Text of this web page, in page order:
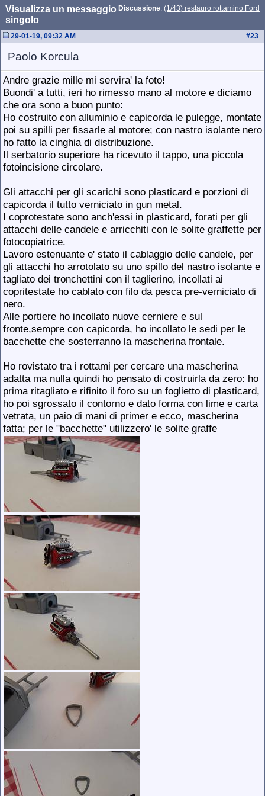
Discussione: (1/43) restauro rottamino Ford
Visualizza un messaggio
singolo
#23
29-01-19, 09:32 AM
Paolo Korcula
Andre grazie mille mi servira' la foto!
Buondi' a tutti, ieri ho rimesso mano al motore e diciamo
che ora sono a buon punto:
Ho costruito con alluminio e capicorda le pulegge, montate
poi su spilli per fissarle al motore; con nastro isolante nero
ho fatto la cinghia di distribuzione.
Il serbatorio superiore ha ricevuto il tappo, una piccola
fotoincisione circolare.
Gli attacchi per gli scarichi sono plasticard e porzioni di
capicorda il tutto verniciato in gun metal.
I coprotestate sono anch'essi in plasticard, forati per gli
attacchi delle candele e arricchiti con le solite graffette per
fotocopiatrice.
Lavoro estenuante e' stato il cablaggio delle candele, per
gli attacchi ho arrotolato su uno spillo del nastro isolante e
tagliato dei tronchettini con il taglierino, incollati ai
copritestate ho cablato con filo da pesca pre-verniciato di
nero.
Alle portiere ho incollato nuove cerniere e sul
fronte,sempre con capicorda, ho incollato le sedi per le
bacchette che sosterranno la mascherina frontale.
Ho rovistato tra i rottami per cercare una mascherina
adatta ma nulla quindi ho pensato di costruirla da zero: ho
prima ritagliato e rifinito il foro su un foglietto di plasticard,
ho poi sgrossato il contorno e dato forma con lime e carta
vetrata, un paio di mani di primer e ecco, mascherina
fatta; per le "bacchette" utilizzero' le solite graffe